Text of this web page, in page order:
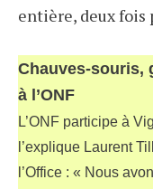
entière, deux fois
Chauves-souris,
à l’ONF
L’ONF participe à
l’explique Laurent
l’Office : « Nous